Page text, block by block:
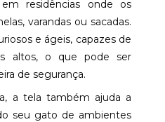
residências onde os
varandas ou sacadas.
e ágeis, capazes de
altos, o que pode ser
de segurança.
a tela também ajuda a
seu gato de ambientes